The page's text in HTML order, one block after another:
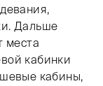
Дальше
места
кабинки
кабины,